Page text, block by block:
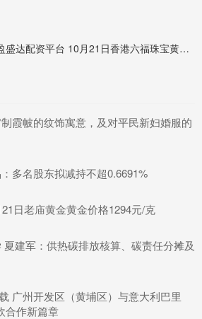
盈盛达配资平台 10月21日香港六福珠宝黄金价格48210港币/两
霞帔的纹饰寓意，及对平民新妇婚服的
多名股东拟减持不超0.6691%
日老庙黄金黄金价格1294元/克
建军：供热碳排放核算、碳责任分摊及
广州开发区（黄埔区）与意大利巴里
合作新篇章